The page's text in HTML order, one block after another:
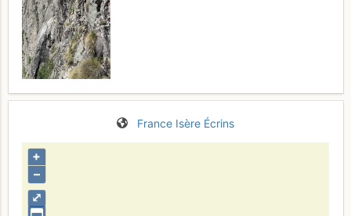
France Isère Écrins
⤢
+
–